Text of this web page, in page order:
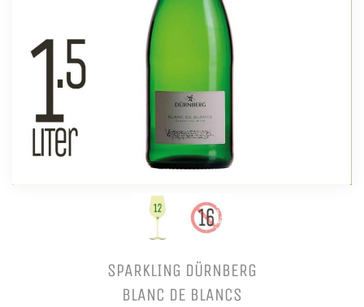
SPARKLING DÜRNBERG
BLANC DE BLANCS